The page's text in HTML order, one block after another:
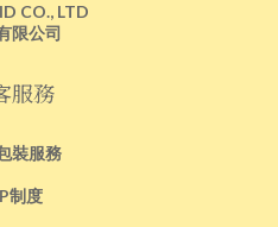
CO., LTD
限公司
服務
裝服務
制度